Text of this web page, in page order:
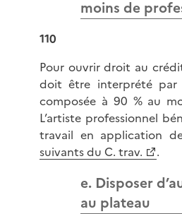
moins de
110
Pour ouvrir droit au
doit être interprété par
composée à 90 % au
L’artiste professionnel
travail en application
suivants du C. trav.
.
e. Disposer
au plateau